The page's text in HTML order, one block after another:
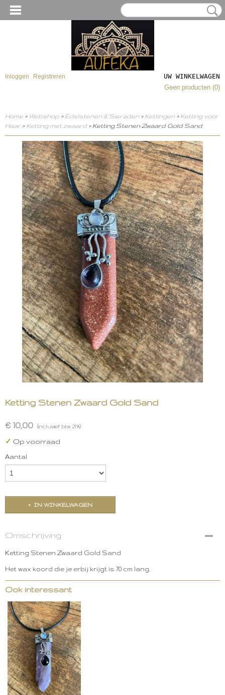
Inloggen Registreren
UW WINKELWAGEN
Geen producten (0)
Home > Webshop > Edelstenen & Sieraden > Kettingen > Ketting voor
Haar > Ketting met zwaard > Ketting Stenen Zwaard Gold Sand
Ketting Stenen Zwaard Gold Sand
€ 10,00 (inclusief btw 21%)
✓ Op voorraad
Aantal
IN WINKELWAGEN
Omschrijving
Ketting Stenen Zwaard Gold Sand
Het wax koord die je erbij krijgt is 70 cm lang.
Ook interessant